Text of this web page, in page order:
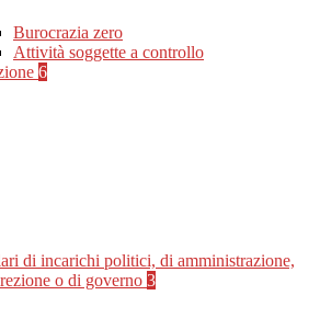
Burocrazia zero
Attività soggette a controllo
6
di incarichi politici, di amministrazione,
o di governo 3